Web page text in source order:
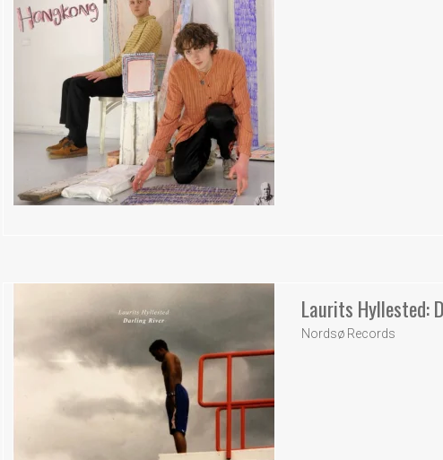
Laurits Hyllested:
Nordsø Records